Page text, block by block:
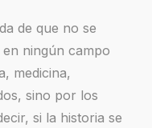
de que no se
ningún campo
medicina,
sino por los
si la historia se